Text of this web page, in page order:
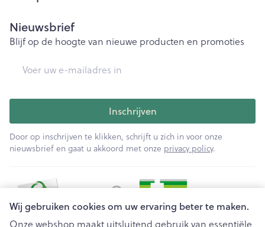
Wij gebruiken cookies om uw ervaring beter te maken.
Onze webshop maakt uitsluitend gebruik van essentiële
Nieuwsbrief
Blijf op de hoogte van nieuwe producten en promoties
Inschrijven
Door op inschrijven te klikken, schrijft u zich in voor onze
nieuwsbrief en gaat u akkoord met onze privacy policy.